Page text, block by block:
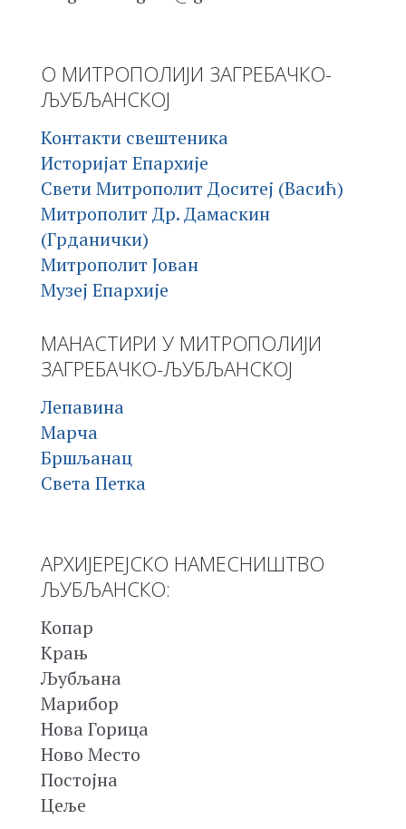
О МИТРОПОЛИЈИ ЗАГРЕБАЧКО-
ЉУБЉАНСКОЈ
Контакти свештеника
Историјат Епархије
Свети Митрополит Доситеј (Васић)
Митрополит Др. Дамаскин
(Грданички)
Митрополит Јован
Музеј Епархије
МАНАСТИРИ У МИТРОПОЛИЈИ
ЗАГРЕБАЧКО-ЉУБЉАНСКОЈ
Лепавина
Марча
Бршљанац
Света Петка
АРХИЈЕРЕЈСКО НАМЕСНИШТВО
ЉУБЉАНСКО:
Копар
Крањ
Љубљана
Марибор
Нова Горица
Ново Место
Постојна
Цеље